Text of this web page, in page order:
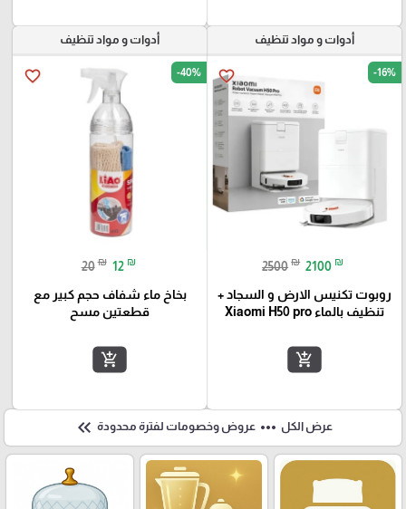
أدوات و مواد تنظيف
favorite_border -16%
2500 ₪ 2100 ₪
روبوت تكنيس الارض و السجاد +
تنظيف بالماء Xiaomi H50 pro
add_shopping_cart
أدوات و مواد تنظيف
favorite_border -40%
20 ₪ 12 ₪
بخاخ ماء شفاف حجم كبير مع
قطعتين مسح
add_shopping_cart
عرض الكل more_horiz عروض وخصومات لفترة محدودة keyboard_double_arrow_left